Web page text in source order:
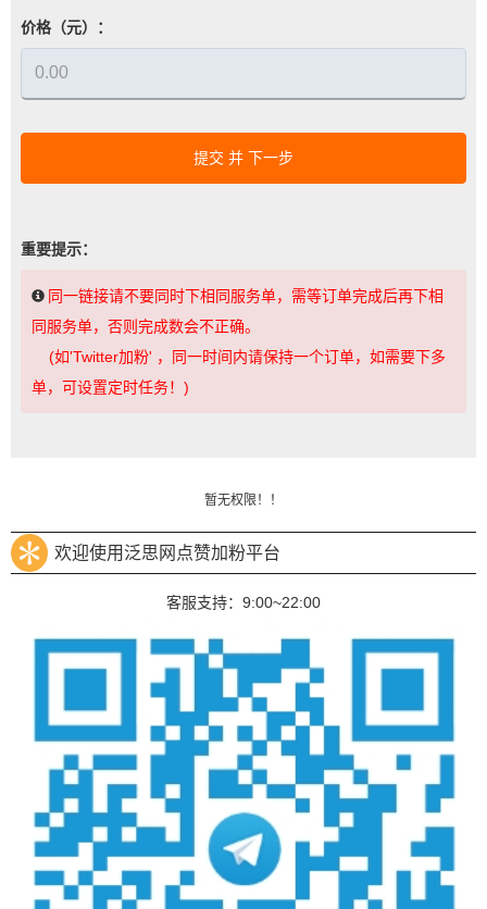
价格（元）：
提交 并 下一步
重要提示：
同一链接请不要同时下相同服务单，需等订单完成后再下相
同服务单，否则完成数会不正确。
(如'Twitter加粉' ，同一时间内请保持一个订单，如需要下多
单，可设置定时任务！)
暂无权限！！
欢迎使用泛思网点赞加粉平台
客服支持：9:00~22:00